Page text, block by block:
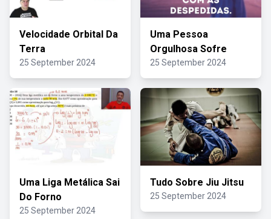
Velocidade Orbital Da
Terra
25 September 2024
Uma Pessoa
Orgulhosa Sofre
25 September 2024
Uma Liga Metálica Sai
Do Forno
25 September 2024
Tudo Sobre Jiu Jitsu
25 September 2024